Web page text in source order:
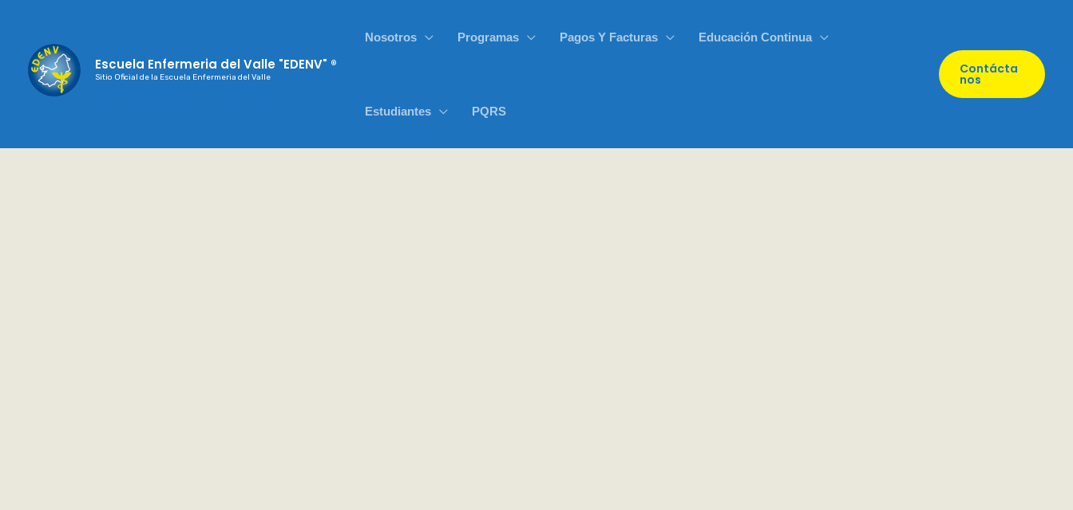
Escuela Enfermeria del Valle "EDENV" ®
Sitio Oficial de la Escuela Enfermeria del Valle
Nosotros Programas Pagos Y Facturas Educación Continua
Estudiantes PQRS
Contácta
Nos